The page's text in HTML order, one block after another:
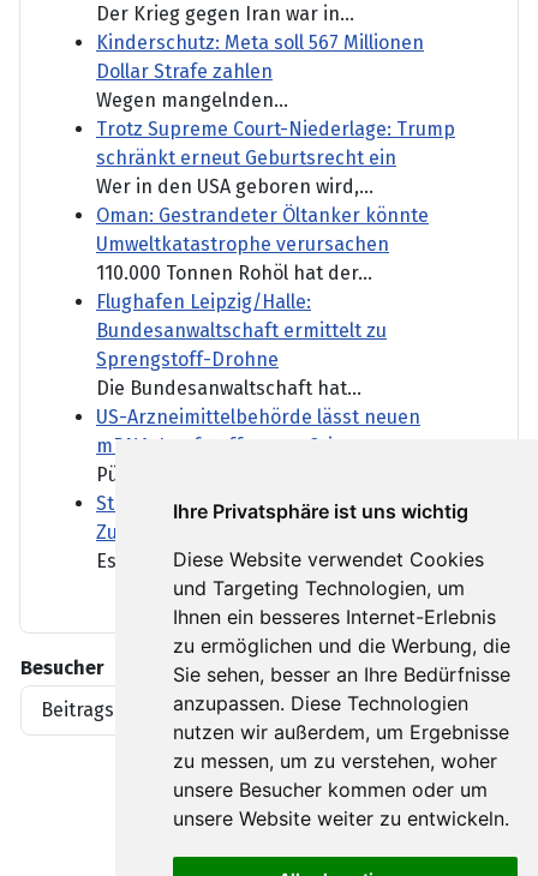
Ihre Privatsphäre ist uns wichtig
Diese Website verwendet Cookies
und Targeting Technologien, um
Ihnen ein besseres Internet-Erlebnis
zu ermöglichen und die Werbung, die
Sie sehen, besser an Ihre Bedürfnisse
anzupassen. Diese Technologien
nutzen wir außerdem, um Ergebnisse
zu messen, um zu verstehen, woher
unsere Besucher kommen oder um
unsere Website weiter zu entwickeln.
Der Krieg gegen Iran war in...
Kinderschutz: Meta soll 567 Millionen
Dollar Strafe zahlen
Wegen mangelnden...
Trotz Supreme Court-Niederlage: Trump
schränkt erneut Geburtsrecht ein
Wer in den USA geboren wird,...
Oman: Gestrandeter Öltanker könnte
Umweltkatastrophe verursachen
110.000 Tonnen Rohöl hat der...
Flughafen Leipzig/Halle:
Bundesanwaltschaft ermittelt zu
Sprengstoff-Drohne
Die Bundesanwaltschaft hat...
US-Arzneimittelbehörde lässt neuen
mRNA-Impfstoff gegen Grippe zu
Pünktlich zur Grippesaison...
Strategiepapier zeigt Infantinos
Zukunftsvision für die FIFA
Es wird nichts mit den...
Besucher
Beitragsaufrufe
1919396